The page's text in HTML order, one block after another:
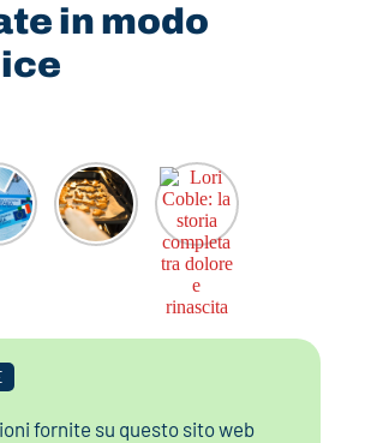
in modo
fornite su questo sito web